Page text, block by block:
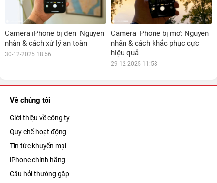
Camera iPhone bị đen: Nguyên
nhân & cách xử lý an toàn
30-12-2025 18:56
Camera iPhone bị mờ: Nguyên
nhân & cách khắc phục cực
hiệu quả
29-12-2025 11:58
Về chúng tôi
Giới thiệu về công ty
Quy chế hoạt động
Tin tức khuyến mại
iPhone chính hãng
Câu hỏi thường gặp